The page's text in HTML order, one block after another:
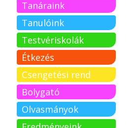
Tanárjelölteknek
Tanáraink
Tanulóink
Testvériskolák
Étkezés
Csengetési rend
Bolygató
Olvasmányok